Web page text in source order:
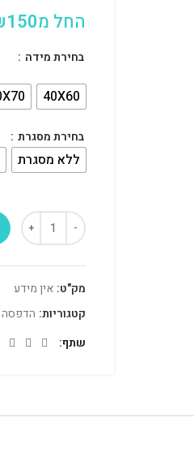
החל מ150
בחירת מידה
40X60
בחירת מסגרת
ללא מסגרת
מק"ט: אין מידע
קטגוריות: הדפסה
שתף